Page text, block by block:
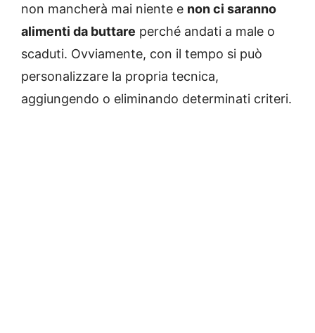
non mancherà mai niente e non ci saranno
alimenti da buttare perché andati a male o
scaduti. Ovviamente, con il tempo si può
personalizzare la propria tecnica,
aggiungendo o eliminando determinati criteri.